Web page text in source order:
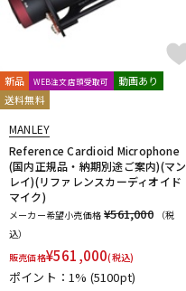
DJ機器
新品 WEB注文店頭受取可
動画あり
送料無料
MANLEY
Reference Cardioid Microphone
(国内正規品・納期別途ご案内)(マン
レイ)(リファレンスカーディオイド
マイク)
メーカー希望小売価格 ¥561,000
（税
込）
販売価格¥561,000(税込)
ポイント：1% (5100pt)